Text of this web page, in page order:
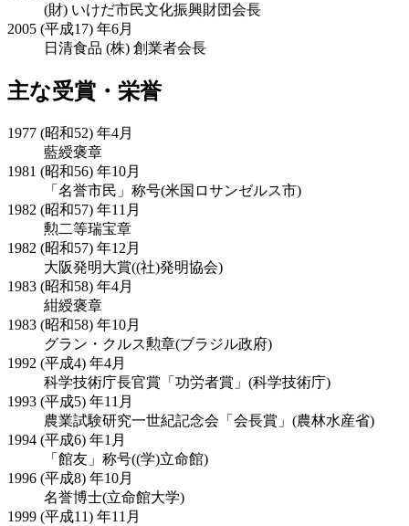
(財) いけだ市民文化振興財団会長
2005 (平成17) 年6月
日清食品 (株) 創業者会長
主な受賞・栄誉
1977 (昭和52) 年4月
藍綬褒章
1981 (昭和56) 年10月
「名誉市民」称号(米国ロサンゼルス市)
1982 (昭和57) 年11月
勲二等瑞宝章
1982 (昭和57) 年12月
大阪発明大賞((社)発明協会)
1983 (昭和58) 年4月
紺綬褒章
1983 (昭和58) 年10月
グラン・クルス勲章(ブラジル政府)
1992 (平成4) 年4月
科学技術庁長官賞「功労者賞」(科学技術庁)
1993 (平成5) 年11月
農業試験研究一世紀記念会「会長賞」(農林水産省)
1994 (平成6) 年1月
「館友」称号((学)立命館)
1996 (平成8) 年10月
名誉博士(立命館大学)
1999 (平成11) 年11月